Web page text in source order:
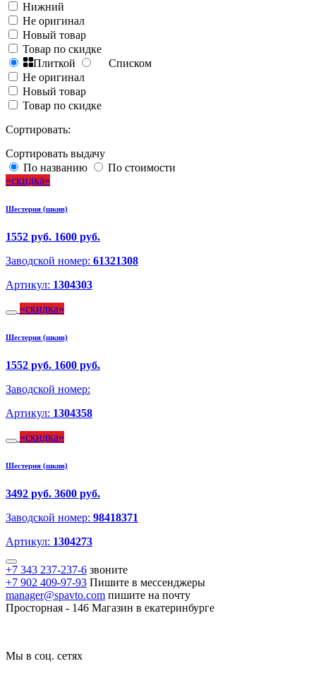
Нижний
Не оригинал
Новый товар
Товар по скидке
Плиткой
Списком
Не оригинал
Новый товар
Товар по скидке
Сортировать:
Сортировать выдачу
По названию
По стоимости
скидка
Шестерня (шкив)
1552 руб. 1600 руб.
Заводской номер: 61321308
Артикул: 1304303
скидка
Шестерня (шкив)
1552 руб. 1600 руб.
Заводской номер:
Артикул: 1304358
скидка
Шестерня (шкив)
3492 руб. 3600 руб.
Заводской номер: 98418371
Артикул: 1304273
+7 343 237-237-6 звоните
+7 902 409-97-93 Пишите в мессенджеры
manager@spavto.com пишите на почту
Просторная - 146 Магазин в екатеринбурге
Мы в соц. сетях